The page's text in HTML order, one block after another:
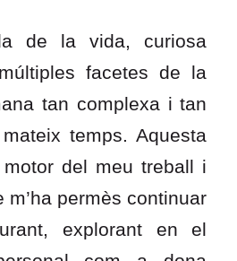
de la vida, curiosa
facetes de la
tan complexa i tan
temps. Aquesta
del meu treball i
m’ha permès continuar
explorant en el